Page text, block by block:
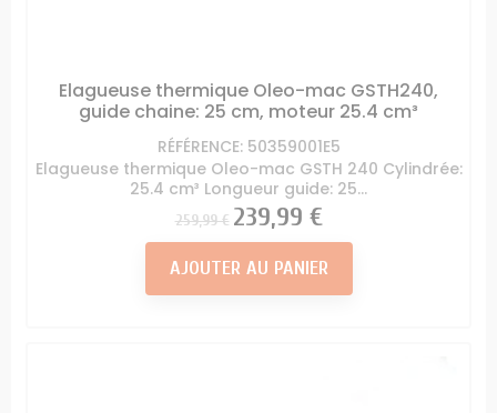
Elagueuse thermique Oleo-mac GSTH240,
guide chaine: 25 cm, moteur 25.4 cm³
RÉFÉRENCE: 50359001E5
Elagueuse thermique Oleo-mac GSTH 240 Cylindrée:
25.4 cm³ Longueur guide: 25...
Prix
259,99 € Prix
239,99 €
AJOUTER AU PANIER